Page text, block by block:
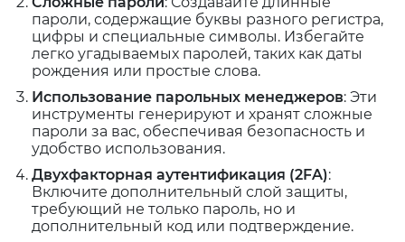
пароли, содержащие буквы разного регистра,
цифры и специальные символы. Избегайте
легко угадываемых паролей, таких как даты
рождения или простые слова.
Использование парольных менеджеров: Эти
инструменты генерируют и хранят сложные
пароли за вас, обеспечивая безопасность и
удобство использования.
Двухфакторная аутентификация (2FA):
Включите дополнительный слой защиты,
требующий не только пароль, но и
дополнительный код или подтверждение.